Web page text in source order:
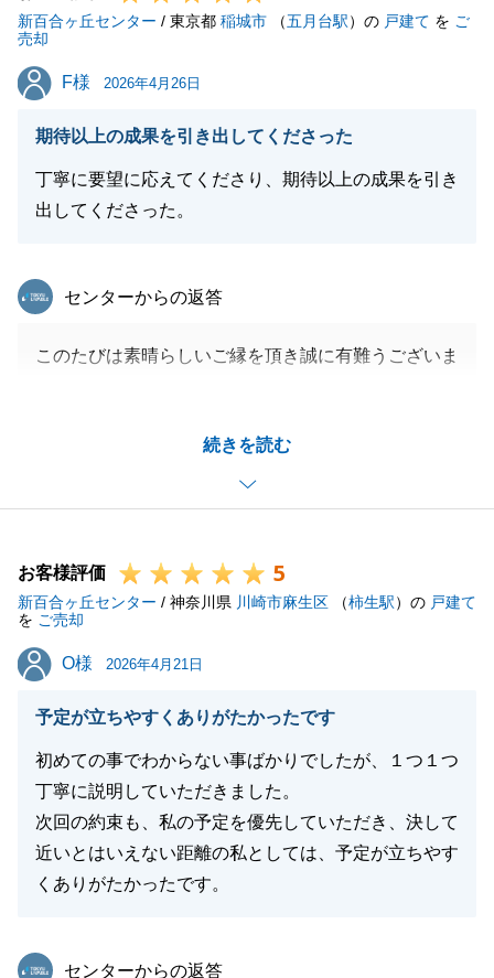
新百合ヶ丘センター / 東京都 稲城市 （五月台駅）の 戸建て を ご
売却
F様
F様 2026年4月26日
期待以上の成果を引き出してくださった
丁寧に要望に応えてくださり、期待以上の成果を引き
出してくださった。
続きを読む
東急リバブル
センターからの返答
このたびは素晴らしいご縁を頂き誠に有難うございま
よろしくお願い致します。
閉じる
お客様評価 5
新百合ヶ丘センター / 神奈川県 川崎市麻生区 （柿生駅）の 戸建て
を ご売却
O様
O様 2026年4月21日
予定が立ちやすくありがたかったです
初めての事でわからない事ばかりでしたが、１つ１つ
丁寧に説明していただきました。
次回の約束も、私の予定を優先していただき、決して
近いとはいえない距離の私としては、予定が立ちやす
くありがたかったです。
東急リバブル
センターからの返答